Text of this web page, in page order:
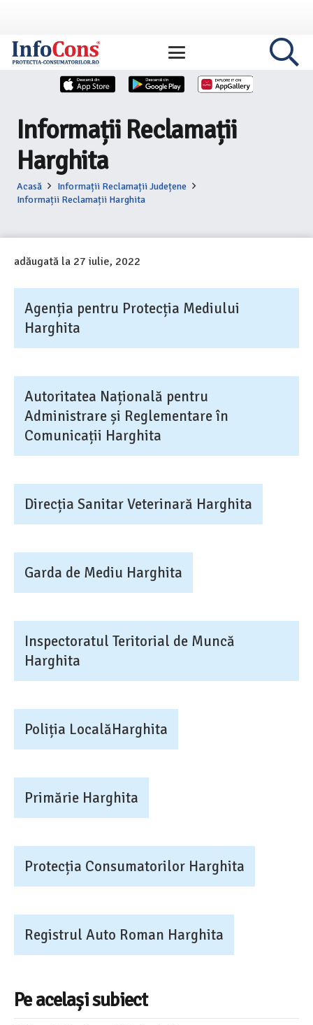
Informații Reclamații
Harghita
Acasă
Informații Reclamații Județene
Informații Reclamații Harghita
adăugată la 27 iulie, 2022
Agenția pentru Protecția Mediului
Harghita
Autoritatea Națională pentru
Administrare și Reglementare în
Comunicații Harghita
Direcția Sanitar Veterinară Harghita
Garda de Mediu Harghita
Inspectoratul Teritorial de Muncă
Harghita
Poliția LocalăHarghita
Primărie Harghita
Protecția Consumatorilor Harghita
Registrul Auto Roman Harghita
Pe același subiect